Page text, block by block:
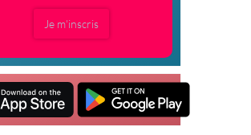
Je m'inscris